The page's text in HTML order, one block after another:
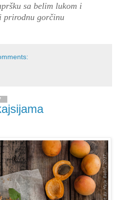
sa belim lukom i
prirodnu gorčinu